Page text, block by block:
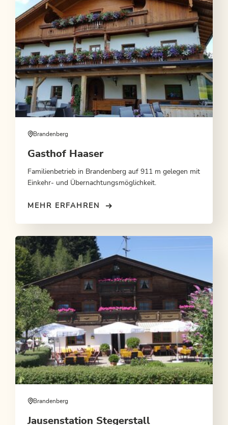
Brandenberg
Gasthof Haaser
Familienbetrieb in Brandenberg auf 911 m gelegen mit
Einkehr- und Übernachtungsmöglichkeit.
MEHR ERFAHREN
Brandenberg
Jausenstation Stegerstall